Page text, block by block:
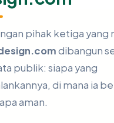
pihak ketiga yang
dibangun
publik: siapa yang
di mana ia
aman.